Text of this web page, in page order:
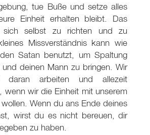
tue Buße und setze alles
Einheit erhalten bleibt. Das
sich selbst zu richten und zu
Missverständnis kann wie
Satan benutzt, um Spaltung
deinen Mann zu bringen. Wir
daran arbeiten und allezeit
wenn wir die Einheit mit unserem
Wenn du ans Ende deines
wirst du es nicht bereuen, dir
zu haben.